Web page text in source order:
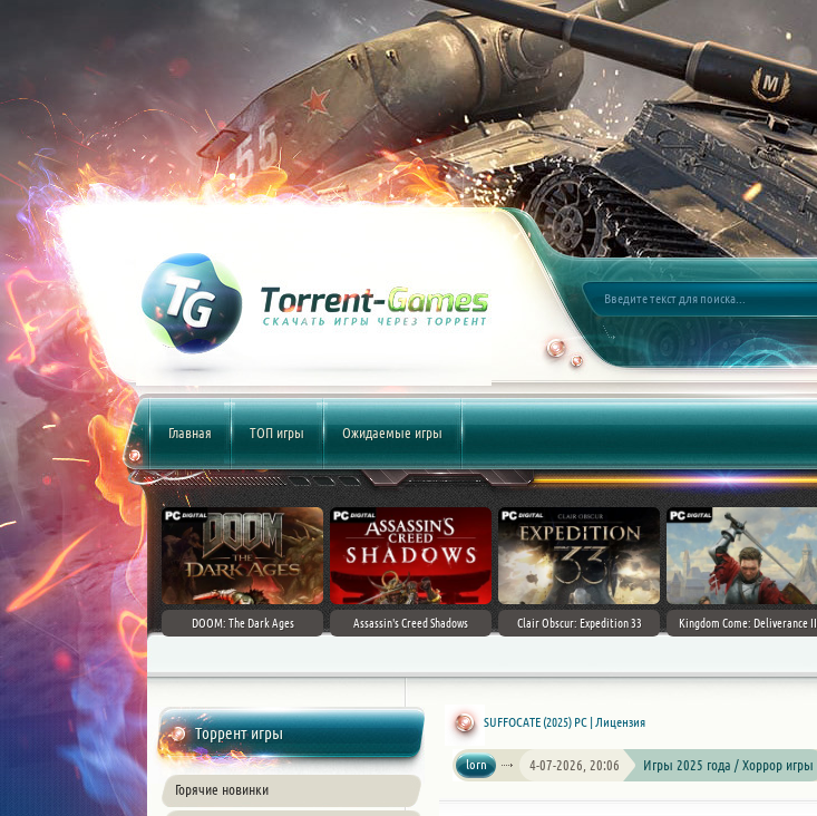
Главная ТОП игры Ожидаемые игры
DOOM: The Dark Ages Assassin's Creed Shadows Clair Obscur: Expedition 33 Kingdom Come: Deliverance II
Торрент игры
Горячие новинки
SUFFOCATE (2025) PC | Лицензия
lorn 4-07-2026, 20:06 Игры 2025 года / Хоррор игры